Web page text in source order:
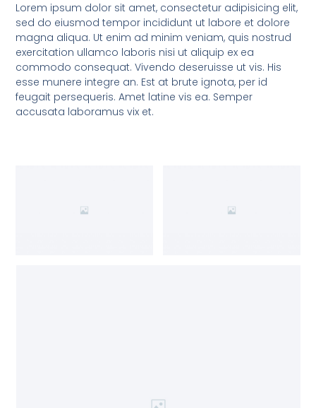
Lorem ipsum dolor sit amet, consectetur adipisicing elit,
sed do eiusmod tempor incididunt ut labore et dolore
magna aliqua. Ut enim ad minim veniam, quis nostrud
exercitation ullamco laboris nisi ut aliquip ex ea
commodo consequat. Vivendo deseruisse ut vis. His
esse munere integre an. Est at brute ignota, per id
feugait persequeris. Amet latine vis ea. Semper
accusata laboramus vix et.